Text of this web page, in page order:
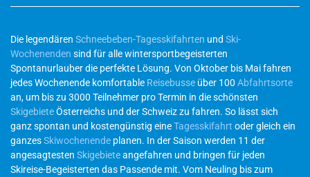
Die legendären Schneebeben-Tagesskifahrten und Ski-
Wochenenden sind für alle wintersportbegeisterten
Spontanurlauber die perfekte Lösung. Von Oktober bis Mai fahren
jedes Wochenende komfortable Reisebusse über 100 Abfahrtsorte
an, um bis zu 3000 Teilnehmer pro Termin in die schönsten
SkigebieteÖsterreichs und der Schweiz zu fahren. So lässt sich
ganz spontan und kostengünstig eineTagesskifahrt oder gleich ein
ganzesSkiwochenende planen. In der Saison werden 11 der
angesagtesten Skigebieteangefahren und bringen für jeden
Skireise-Begeisterten das Passende mit. Vom Neuling bis zum